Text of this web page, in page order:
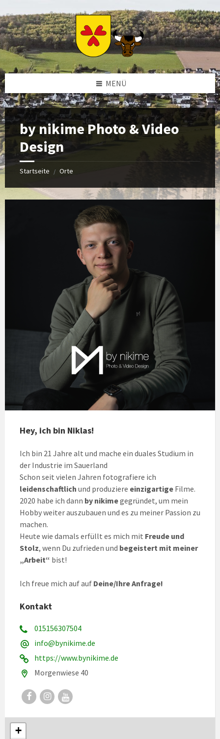
Inhalt
springen
linken
Sidebar
springen
rechten
Sidebar
springen
Footer
springen
MENÜ
by nikime Photo & Video
Design
Startseite / Orte
Hey, ich bin Niklas!
Ich bin 21 Jahre alt und mache ein duales Studium in
der Industrie im Sauerland
Schon seit vielen Jahren fotografiere ich
leidenschaftlich und produziere einzigartige Filme.
2020 habe ich dann by nikimegegründet, um mein
Hobby weiter auszubauen und es zu meiner Passion zu
machen.
Heute wie damals erfüllt es mich mit Freude und
Stolz, wenn Du zufrieden und begeistert mit meiner
„Arbeit“ bist!
Ich freue mich auf auf Deine/IhreAnfrage!
Kontakt
015156307504
info@bynikime.de
https://www.bynikime.de
Morgenwiese 40
FacebookInstagramYouTube
+